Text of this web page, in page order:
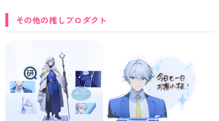
その他の推しプロダクト